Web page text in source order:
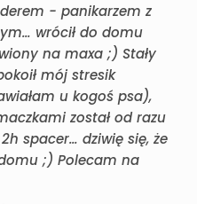
- panikarzem z
wrócił do domu
na maxa ;) Stały
mój stresik
u kogoś psa),
został od razu
spacer… dziwię się, że
;) Polecam na